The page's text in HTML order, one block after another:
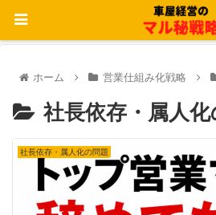
ホーム 営業仕組み化戦略
社長依存・属人化
社長依存・属人化の問題